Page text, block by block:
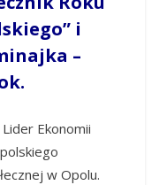
i
–
Ekonomii
w Opolu.